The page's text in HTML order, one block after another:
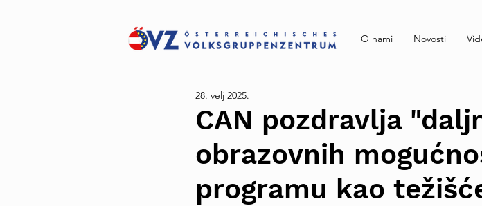
O nami Novosti
CAN pozdravlja
obrazovnih
programu kao
28. velj 2025.